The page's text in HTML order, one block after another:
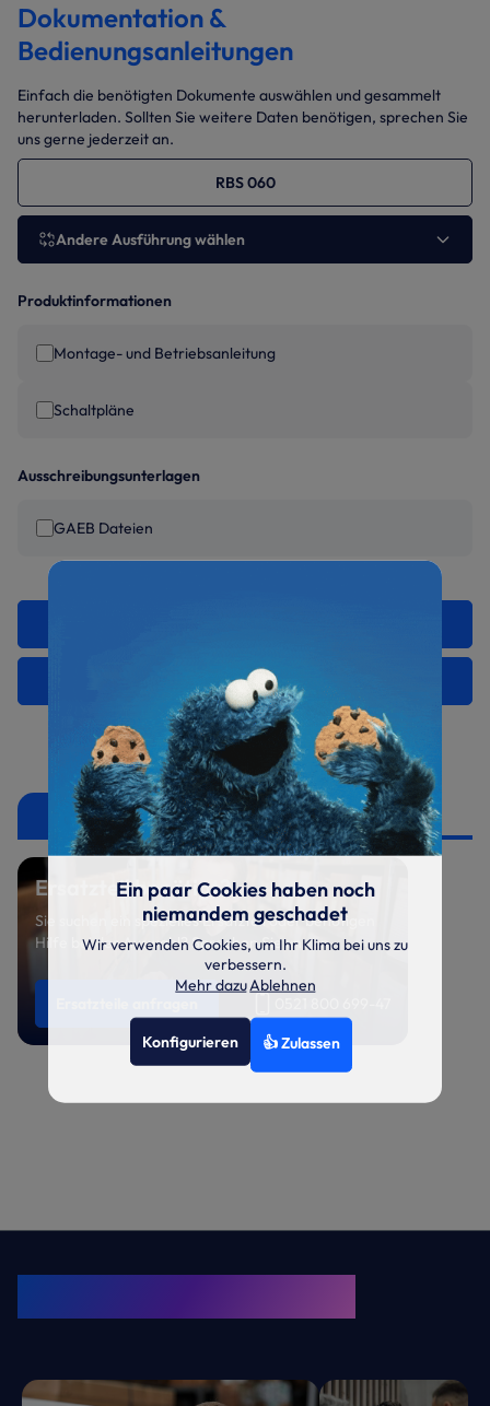
Dokumentation &
Bedienungsanleitungen
Einfach die benötigten Dokumente auswählen und gesammelt
herunterladen. Sollten Sie weitere Daten benötigen, sprechen Sie
uns gerne jederzeit an.
RBS 060
Andere Ausführung wählen
Produktinformationen
Montage- und Betriebsanleitung
Schaltpläne
Ausschreibungsunterlagen
GAEB Dateien
Auswahl herunterladen
Ersatzteile
Ersatzteil benötigt?
Sie suchen ein spezielles Ersatzteil oder benötigen
Hilfe bei der Auswahl? Sprechen Sie uns an.
Ein paar Cookies haben noch
niemandem geschadet
Wir verwenden Cookies, um Ihr Klima bei uns zu
verbessern.
Mehr dazuAblehnen
Konfigurieren 👍 Zulassen